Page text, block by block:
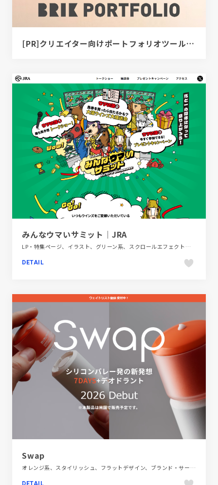
[PR]クリエイター向けポートフォリオツール｜BRIK PORTFOLIO
みんなウマいサミット｜JRA
LP・特集ページ、イラスト、グリーン系、スクロールエフェクト、タイポグラフィー、ポップ、商業施設・レジャー
DETAIL
Swap
オレンジ系、スタイリッシュ、フラットデザイン、ブランド・サービスサイト、ホワイト系、医療・ヘルスケア、大きめ写真
DETAIL